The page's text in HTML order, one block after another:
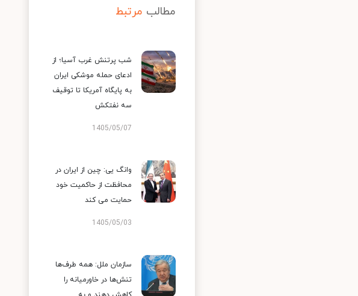
مطالب مرتبط
شب پرتنش غرب آسیا؛ از
ادعای حمله موشکی ایران
به پایگاه آمریکا تا توقیف
سه نفتکش
1405/05/07
وانگ یی: چین از ایران در
محافظت از حاکمیت خود
حمایت می کند
1405/05/03
سازمان ملل: همه طرف‌ها
تنش‌ها در خاورمیانه را